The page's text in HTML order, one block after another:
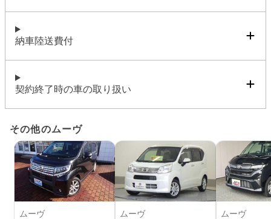
納車陸送費付
契約終了時の車の取り扱い
その他のムーヴ
ムーヴ ムーヴ ムーヴ